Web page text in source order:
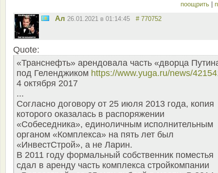
поощрить
Ал 26.01.2021 в 01:14:45 # 770752
Quote:
«Транснефть» арендовала часть «дворца
под Геленджиком https://www.yuga.ru/news/
4 октября 2017
...
Согласно договору от 25 июля 2013 года, копия
которого оказалась в распоряжении
«Собеседника», единоличным исполнительным
органом «Комплекса» на пять лет был
«ИнвестСтрой», а не Ларин.
В 2011 году формальный собственник поместья
сдал в аренду часть комплекса стройкомпании